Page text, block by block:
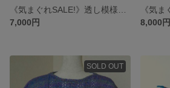
7,000円
8,000円
SOLD OUT